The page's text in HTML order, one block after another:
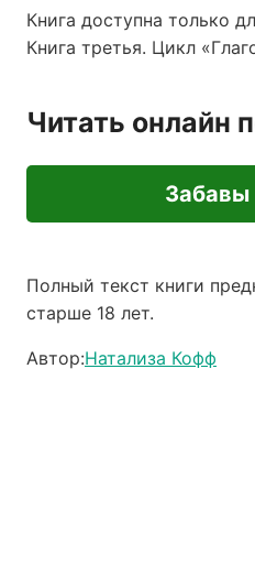
Книга доступна только
Книга третья. Цикл
Читать онлайн
Полный текст книги
старше 18 лет.
Автор:Натализа Кофф